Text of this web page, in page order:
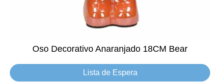
Oso Decorativo Anaranjado 18CM Bear
Lista de Espera